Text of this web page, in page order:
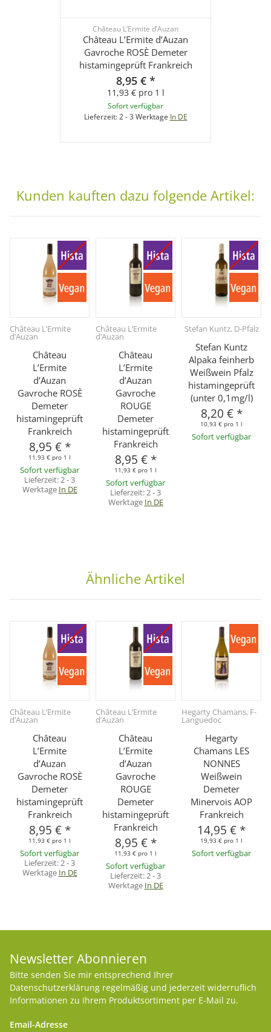
Château L’Ermite d’Auzan
Château L’Ermite d’Auzan
Gavroche ROSÈ Demeter
histamingeprüft Frankreich
8,95 € *
11,93 € pro 1 l
Sofort verfügbar
Lieferzeit:2 - 3 Werktage In DE
Kunden kauften dazu folgende Artikel:
Château L’Ermite
d’Auzan
Château
L’Ermite
d’Auzan
Gavroche ROSÈ
Demeter
histamingeprüft
Frankreich
8,95 € *
11,93 € pro 1 l
Sofort verfügbar
Lieferzeit:2 - 3
Werktage In DE
Château L’Ermite
d’Auzan
Château
L’Ermite
d’Auzan
Gavroche
ROUGE
Demeter
histamingeprüft
Frankreich
8,95 € *
11,93 € pro 1 l
Sofort verfügbar
Lieferzeit:2 - 3
Werktage In DE
Stefan Kuntz, D-Pfalz
Stefan Kuntz
Alpaka feinherb
Weißwein Pfalz
histamingeprüft
(unter 0,1mg/l)
8,20 € *
10,93 € pro 1 l
Sofort verfügbar
Ähnliche Artikel
Château L’Ermite
d’Auzan
Château
L’Ermite
d’Auzan
Gavroche ROSÈ
Demeter
histamingeprüft
Frankreich
8,95 € *
11,93 € pro 1 l
Sofort verfügbar
Lieferzeit:2 - 3
Werktage In DE
Château L’Ermite
d’Auzan
Château
L’Ermite
d’Auzan
Gavroche
ROUGE
Demeter
histamingeprüft
Frankreich
8,95 € *
11,93 € pro 1 l
Sofort verfügbar
Lieferzeit:2 - 3
Werktage In DE
Hegarty Chamans, F-
Languedoc
Hegarty
Chamans LES
NONNES
Weißwein
Demeter
Minervois AOP
Frankreich
14,95 € *
19,93 € pro 1 l
Sofort verfügbar
Newsletter Abonnieren
Bitte senden Sie mir entsprechend Ihrer
Datenschutzerklärung regelmäßig und jederzeit widerruflich
Informationen zu Ihrem Produktsortiment per E-Mail zu.
Email-Adresse